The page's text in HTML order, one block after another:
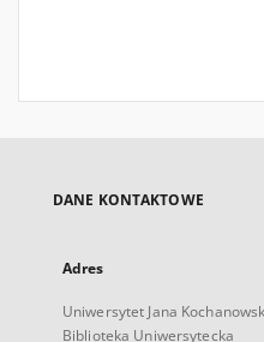
DANE KONTAKTOWE
Adres
Uniwersytet Jana
Biblioteka Uniwersytecka